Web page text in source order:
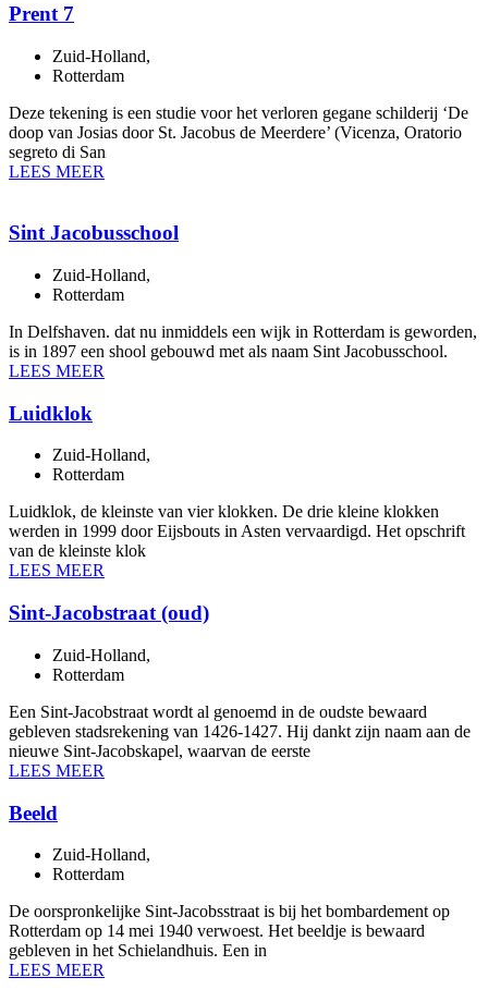
Prent 7
Zuid-Holland,
Rotterdam
Deze tekening is een studie voor het verloren gegane schilderij ‘De
doop van Josias door St. Jacobus de Meerdere’ (Vicenza, Oratorio
segreto di San
LEES MEER
Sint Jacobusschool
Zuid-Holland,
Rotterdam
In Delfshaven. dat nu inmiddels een wijk in Rotterdam is geworden,
is in 1897 een shool gebouwd met als naam Sint Jacobusschool.
LEES MEER
Luidklok
Zuid-Holland,
Rotterdam
Luidklok, de kleinste van vier klokken. De drie kleine klokken
werden in 1999 door Eijsbouts in Asten vervaardigd. Het opschrift
van de kleinste klok
LEES MEER
Sint-Jacobstraat (oud)
Zuid-Holland,
Rotterdam
Een Sint-Jacobstraat wordt al genoemd in de oudste bewaard
gebleven stadsrekening van 1426-1427. Hij dankt zijn naam aan de
nieuwe Sint-Jacobskapel, waarvan de eerste
LEES MEER
Beeld
Zuid-Holland,
Rotterdam
De oorspronkelijke Sint-Jacobsstraat is bij het bombardement op
Rotterdam op 14 mei 1940 verwoest. Het beeldje is bewaard
gebleven in het Schielandhuis. Een in
LEES MEER